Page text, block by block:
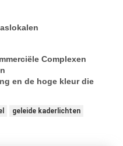
Complexen
en de hoge kleur die
geleide kaderlichten